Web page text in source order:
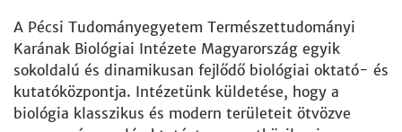
A Pécsi Tudományegyetem Természettudományi
Karának Biológiai Intézete Magyarország egyik
sokoldalú és dinamikusan fejlődő biológiai oktató- és
kutatóközpontja. Intézetünk küldetése, hogy a
biológia klasszikus és modern területeit ötvözve